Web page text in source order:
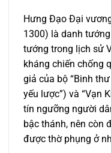
Hưng Đạo Đại
1300) là danh
tướng trong lịch sử
kháng chiến chống
giả của bộ “Binh
yếu lược”) và “Vạn
tín ngưỡng người
bậc thánh, nên còn
được thờ phụng ở